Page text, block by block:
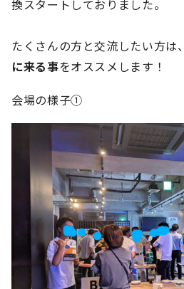
換スタートしておりました。
たくさんの方と交流したい方は、
に来る事をオススメします！
会場の様子①